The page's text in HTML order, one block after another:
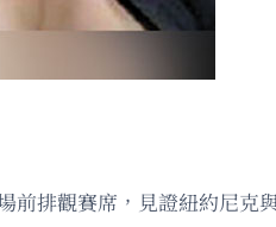
排觀賽席，見證紐約尼克